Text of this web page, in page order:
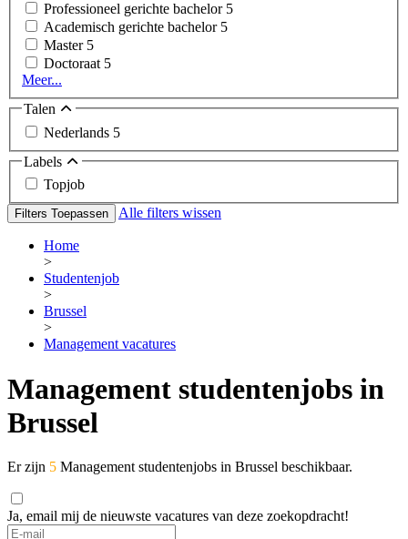
Professioneel gerichte bachelor 5
Academisch gerichte bachelor 5
Master 5
Doctoraat 5
Meer...
Talen
Nederlands 5
Labels
Topjob
Filters Toepassen Alle filters wissen
Home
>
Studentenjob
>
Brussel
>
Management vacatures
Management studentenjobs in
Brussel
Er zijn 5 Management studentenjobs in Brussel beschikbaar.
Ja, email mij de nieuwste vacatures van deze zoekopdracht!